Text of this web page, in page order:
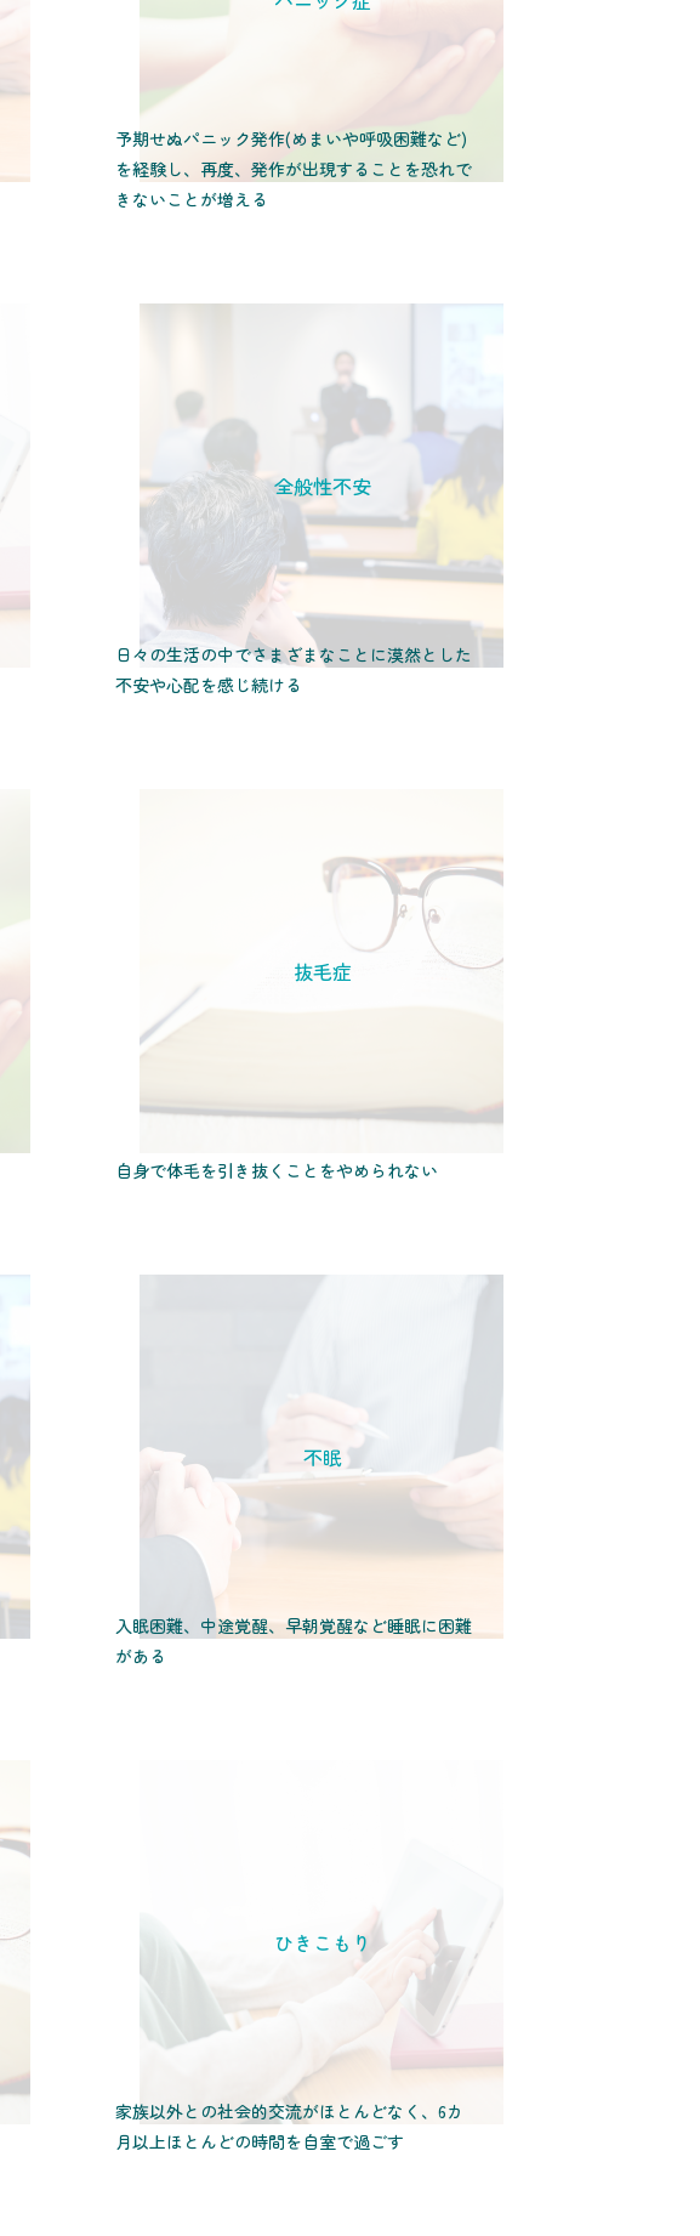
予期せぬパニック発作(めまいや呼吸困難など)
を経験し、再度、発作が出現することを恐れで
きないことが増える
全般性不安
日々の生活の中でさまざまなことに漠然とした
不安や心配を感じ続ける
抜毛症
自身で体毛を引き抜くことをやめられない
不眠
入眠困難、中途覚醒、早朝覚醒など睡眠に困難
がある
ひきこもり
家族以外との社会的交流がほとんどなく、6カ
月以上ほとんどの時間を自室で過ごす